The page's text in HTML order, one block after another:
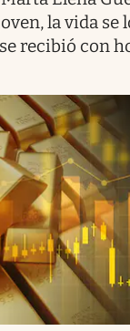
la vida se
recibió con